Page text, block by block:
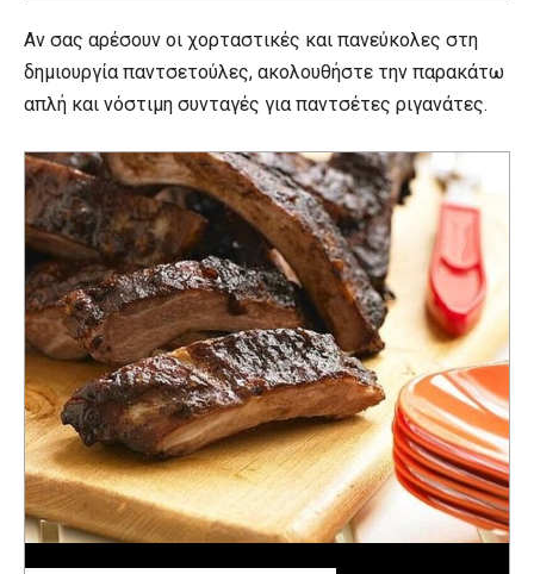
Αν σας αρέσουν οι χορταστικές και πανεύκολες στη
δημιουργία παντσετούλες, ακολουθήστε την παρακάτω
απλή και νόστιμη συνταγές για παντσέτες ριγανάτες.